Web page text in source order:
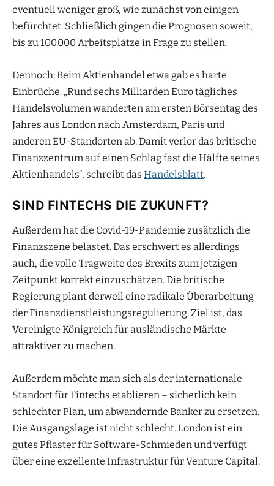
eventuell weniger groß, wie zunächst von einigen
befürchtet. Schließlich gingen die Prognosen soweit,
bis zu 100.000 Arbeitsplätze in Frage zu stellen.
Dennoch: Beim Aktienhandel etwa gab es harte
Einbrüche. „Rund sechs Milliarden Euro tägliches
Handelsvolumen wanderten am ersten Börsentag des
Jahres aus London nach Amsterdam, Paris und
anderen EU-Standorten ab. Damit verlor das britische
Finanzzentrum auf einen Schlag fast die Hälfte seines
Aktienhandels“, schreibt das Handelsblatt.
SIND FINTECHS DIE ZUKUNFT?
Außerdem hat die Covid-19-Pandemie zusätzlich die
Finanzszene belastet. Das erschwert es allerdings
auch, die volle Tragweite des Brexits zum jetzigen
Zeitpunkt korrekt einzuschätzen. Die britische
Regierung plant derweil eine radikale Überarbeitung
der Finanzdienstleistungsregulierung. Ziel ist, das
Vereinigte Königreich für ausländische Märkte
attraktiver zu machen.
Außerdem möchte man sich als der internationale
Standort für Fintechs etablieren – sicherlich kein
schlechter Plan, um abwandernde Banker zu ersetzen.
Die Ausgangslage ist nicht schlecht. London ist ein
gutes Pflaster für Software-Schmieden und verfügt
über eine exzellente Infrastruktur für Venture Capital.